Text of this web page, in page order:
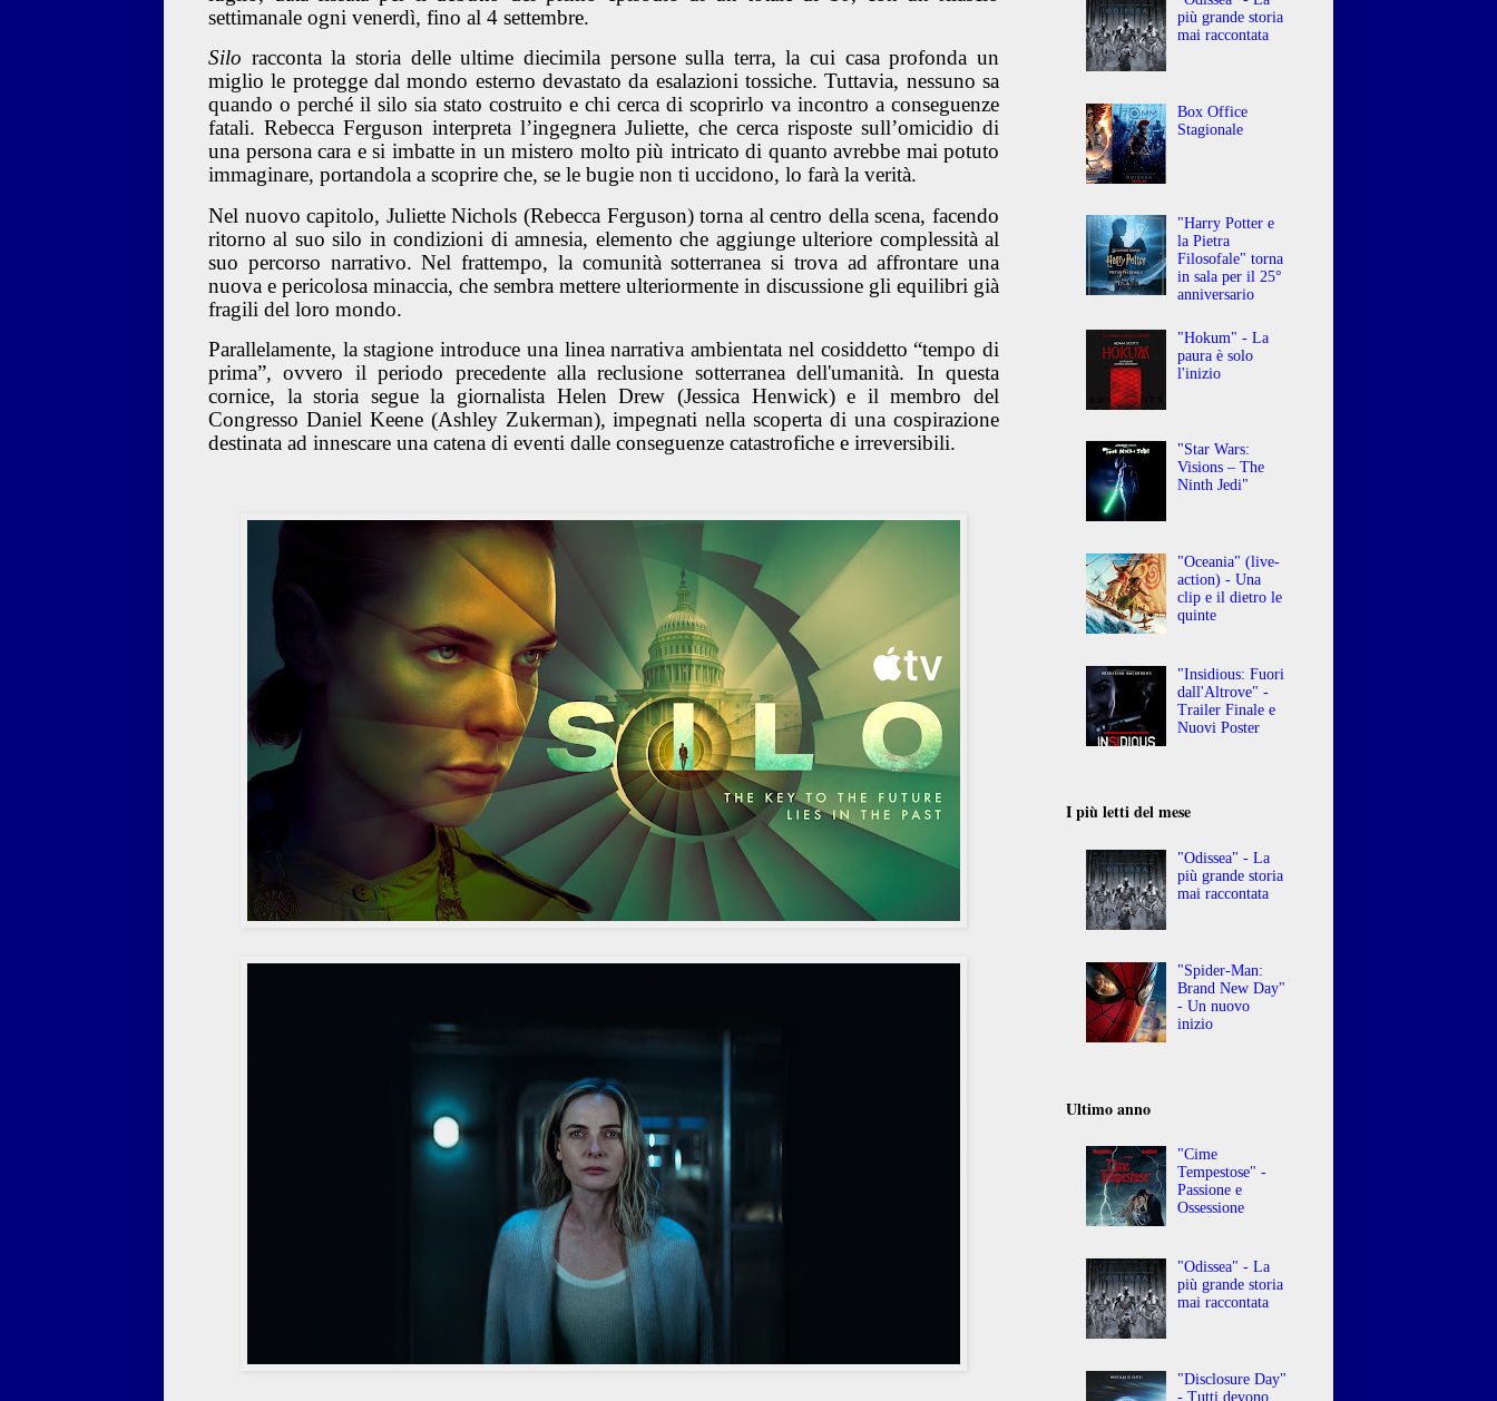
settimanale ogni venerdì, fino al 4 settembre.
Silo racconta la storia delle ultime diecimila persone sulla terra, la cui casa profonda un
miglio le protegge dal mondo esterno devastato da esalazioni tossiche. Tuttavia, nessuno sa
quando o perché il silo sia stato costruito e chi cerca di scoprirlo va incontro a conseguenze
fatali. Rebecca Ferguson interpreta l’ingegnera Juliette, che cerca risposte sull’omicidio di
una persona cara e si imbatte in un mistero molto più intricato di quanto avrebbe mai potuto
immaginare, portandola a scoprire che, se le bugie non ti uccidono, lo farà la verità.
Nel nuovo capitolo, Juliette Nichols (Rebecca Ferguson) torna al centro della scena, facendo
ritorno al suo silo in condizioni di amnesia, elemento che aggiunge ulteriore complessità al
suo percorso narrativo. Nel frattempo, la comunità sotterranea si trova ad affrontare una
nuova e pericolosa minaccia, che sembra mettere ulteriormente in discussione gli equilibri già
fragili del loro mondo.
Parallelamente, la stagione introduce una linea narrativa ambientata nel cosiddetto “tempo di
prima”, ovvero il periodo precedente alla reclusione sotterranea dell'umanità. In questa
cornice, la storia segue la giornalista Helen Drew (Jessica Henwick) e il membro del
Congresso Daniel Keene (Ashley Zukerman), impegnati nella scoperta di una cospirazione
destinata ad innescare una catena di eventi dalle conseguenze catastrofiche e irreversibili.
più grande storia
mai raccontata
Box Office
Stagionale
"Harry Potter e
la Pietra
Filosofale" torna
in sala per il 25°
anniversario
"Hokum" - La
paura è solo
l'inizio
"Star Wars:
Visions – The
Ninth Jedi"
"Oceania" (live-
action) - Una
clip e il dietro le
quinte
"Insidious: Fuori
dall'Altrove" -
Trailer Finale e
Nuovi Poster
I più letti del mese
"Odissea" - La
più grande storia
mai raccontata
"Spider-Man:
Brand New Day"
- Un nuovo
inizio
Ultimo anno
"Cime
Tempestose" -
Passione e
Ossessione
"Odissea" - La
più grande storia
mai raccontata
"Disclosure Day"
- Tutti devono